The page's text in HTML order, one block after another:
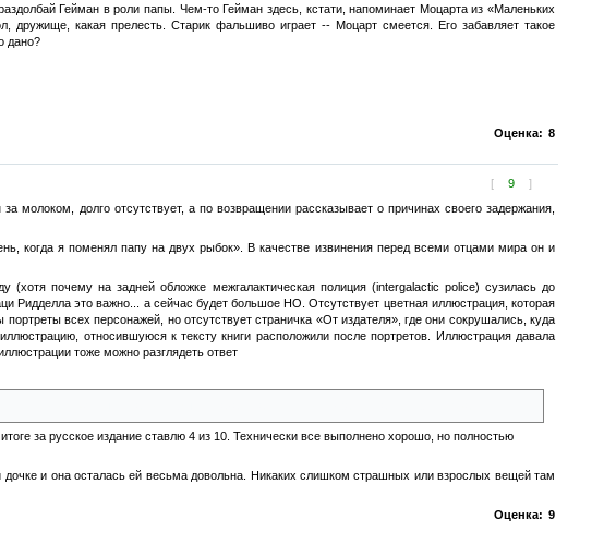
Гейман в роли папы. Чем-то Гейман здесь, кстати, напоминает Моцарта из «Маленьких
какая прелесть. Старик фальшиво играет -- Моцарт смеется. Его забавляет такое
дано?
Оценка: 8
[ 9 ]
молоком, долго отсутствует, а по возвращении рассказывает о причинах своего задержания,
когда я поменял папу на двух рыбок». В качестве извинения перед всеми отцами мира он и
почему на задней обложке межгалактическая полиция (intergalactic police) сузилась до
Ридделла это важно... а сейчас будет большое НО. Отсутствует цветная иллюстрация, которая
всех персонажей, но отсутствует страничка «От издателя», где они сокрушались, куда
относившуюся к тексту книги расположили после портретов. Иллюстрация давала
тоже можно разглядеть ответ
за русское издание ставлю 4 из 10. Технически все выполнено хорошо, но полностью
и она осталась ей весьма довольна. Никаких слишком страшных или взрослых вещей там
Оценка: 9